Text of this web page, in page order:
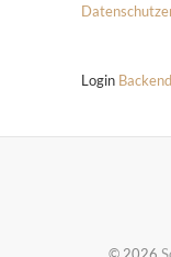
Login Backend